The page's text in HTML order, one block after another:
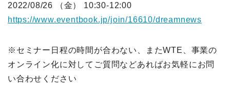
2022/08/26 （金） 10:30-12:00
https://www.eventbook.jp/join/16610/dreamnews
※セミナー日程の時間が合わない、またWTE、事業の
オンライン化に対してご質問などあればお気軽にお問
い合わせください